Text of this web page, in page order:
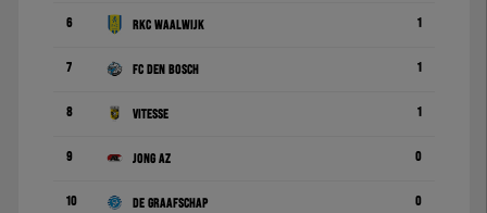
6 RKC Waalwijk 1
7 FC Den Bosch 1
8 Vitesse 1
9 Jong AZ 0
10 De Graafschap 0